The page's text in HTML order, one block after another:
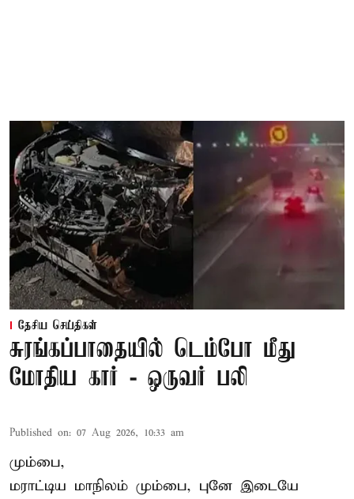
தேசிய செய்திகள்
சுரங்கப்பாதையில் டெம்போ மீது
மோதிய கார் - ஒருவர் பலி
Published on: 07 Aug 2026, 10:33 am
மும்பை,
மராட்டிய மாநிலம் மும்பை, புனே இடையே